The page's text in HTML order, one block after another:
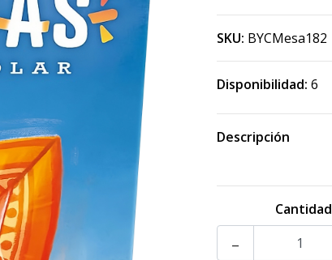
SKU: BYCMesa182
Disponibilidad: 6
Descripción
Cantidad
-